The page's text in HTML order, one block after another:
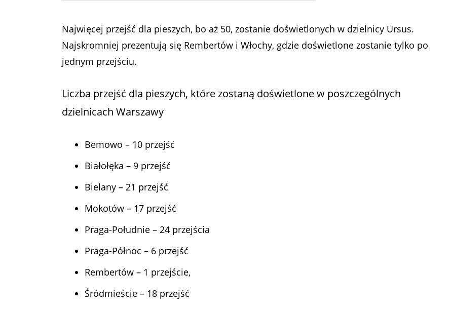
Najwięcej przejść dla pieszych, bo aż 50, zostanie doświetlonych w dzielnicy Ursus.
Najskromniej prezentują się Rembertów i Włochy, gdzie doświetlone zostanie tylko po
jednym przejściu.
Liczba przejść dla pieszych, które zostaną doświetlone w poszczególnych
dzielnicach Warszawy
Bemowo – 10 przejść
Białołęka – 9 przejść
Bielany – 21 przejść
Mokotów – 17 przejść
Praga-Południe – 24 przejścia
Praga-Północ – 6 przejść
Rembertów – 1 przejście,
Śródmieście – 18 przejść